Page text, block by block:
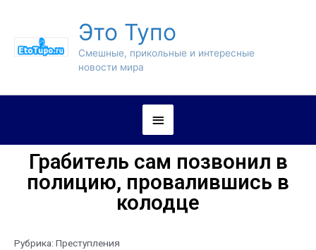
Это Тупо
Смешные, прикольные и интересные
новости мира
Грабитель сам позвонил в
полицию, провалившись в
колодце
Рубрика: Преступления